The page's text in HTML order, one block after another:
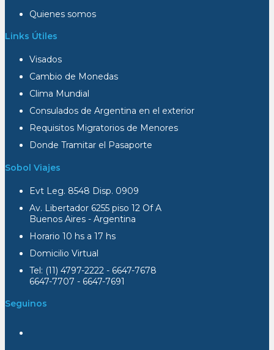
Quienes somos
Links Útiles
Visados
Cambio de Monedas
Clima Mundial
Consulados de Argentina en el exterior
Requisitos Migratorios de Menores
Donde Tramitar el Pasaporte
Sobol Viajes
Evt Leg. 8548 Disp. 0909
Av. Libertador 6255 piso 12 Of A
Buenos Aires - Argentina
Horario 10 hs a 17 hs
Domicilio Virtual
Tel: (11) 4797-2222 - 6647-7678
6647-7707 - 6647-7691
Seguinos